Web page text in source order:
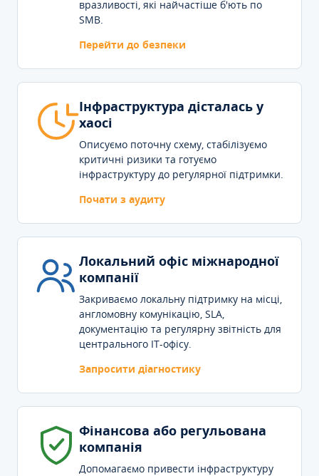
вразливості, які найчастіше б'ють по
SMB.
Перейти до безпеки
Інфраструктура дісталась у
хаосі
Описуємо поточну схему, стабілізуємо
критичні ризики та готуємо
інфраструктуру до регулярної підтримки.
Почати з аудиту
Локальний офіс міжнародної
компанії
Закриваємо локальну підтримку на місці,
англомовну комунікацію, SLA,
документацію та регулярну звітність для
центрального IT-офісу.
Запросити діагностику
Фінансова або регульована
компанія
Допомагаємо привести інфраструктуру